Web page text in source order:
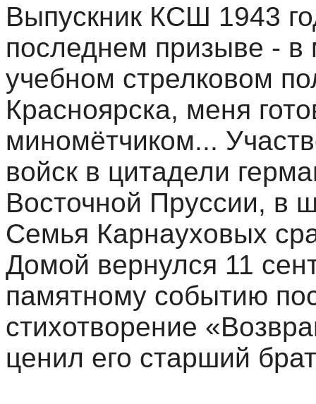
Выпускник КСШ 1943
последнем призыве -
учебном стрелковом
Красноярска, меня
миномётчиком...
войск в цитадели
Восточной Пруссии, в
Семья Карнауховых
Домой вернулся 11
памятному событию
стихотворение
ценил его старший